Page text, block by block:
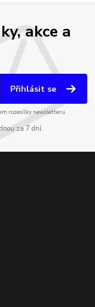
akce a
Přihlásit se
rozesílky newsletteru.
za 7 dní.